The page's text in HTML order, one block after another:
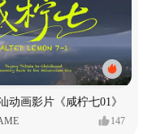
动画影片《咸柠七01》
147